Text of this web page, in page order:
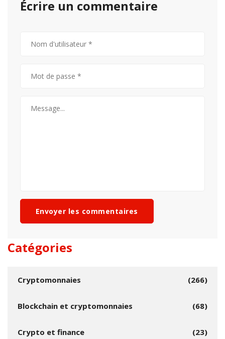
Écrire un commentaire
Envoyer les commentaires
Catégories
Cryptomonnaies (266)
Blockchain et cryptomonnaies (68)
Crypto et finance (23)